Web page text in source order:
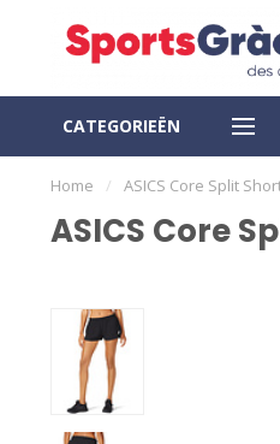
CATEGORIEËN
VEILIGE BETALING
Home / ASICS Core Split
ASICS Core